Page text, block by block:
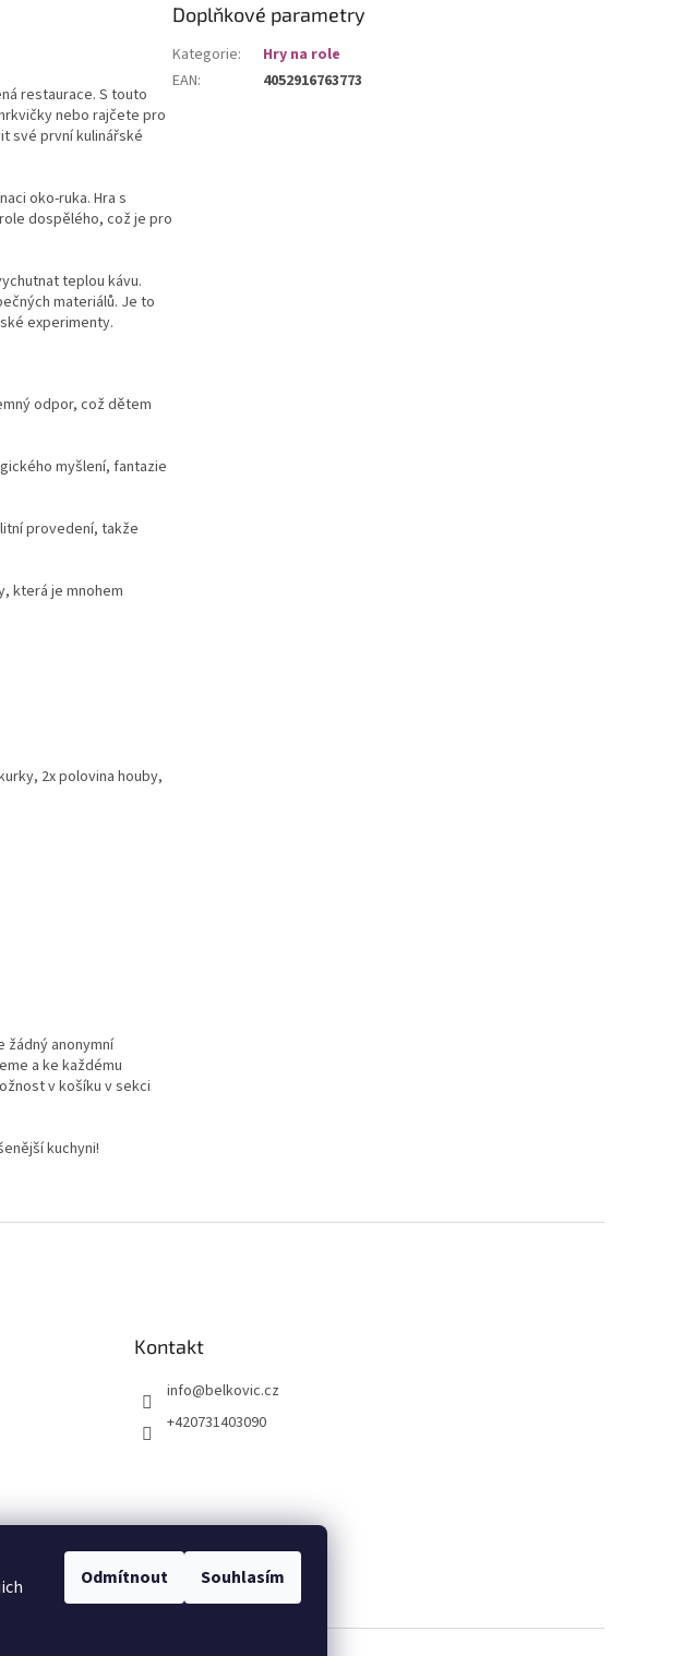
Odmítnout Souhlasím
restaurace. S touto
nebo rajčete pro
své první kulinářské
oko-ruka. Hra s
dospělého, což je pro
teplou kávu.
materiálů. Je to
experimenty.
odpor, což dětem
myšlení, fantazie
provedení, takže
která je mnohem
2x polovina houby,
žádný anonymní
a ke každému
v košíku v sekci
kuchyni!
Doplňkové parametry
Kategorie:
Hry na role
EAN: 4052916763773
Kontakt
info@belkovic.cz
+420731403090